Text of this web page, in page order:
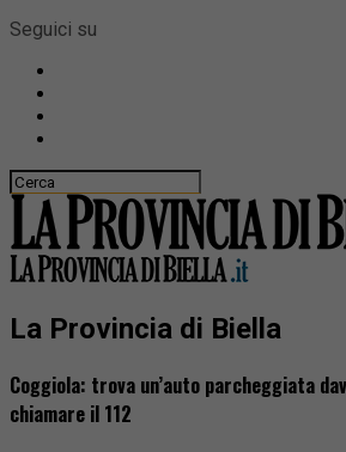
Seguici su
La Provincia di Biella
Coggiola: trova un’auto parcheggiata
chiamare il 112